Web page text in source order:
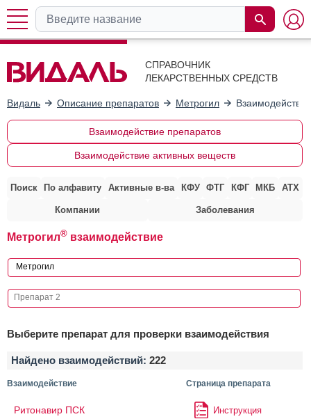
СПРАВОЧНИК
ЛЕКАРСТВЕННЫХ СРЕДСТВ
Видаль Описание препаратов Метрогил
Взаимодействие препаратов
Взаимодействие активных веществ
Поиск По алфавиту Активные в-ва КФУ ФТГ КФГ МКБ АТХ
Компании Заболевания
Метрогил® взаимодействие
Выберите препарат для проверки взаимодействия
Найдено взаимодействий: 222
Взаимодействие Страница препарата
Ритонавир ПСК Инструкция